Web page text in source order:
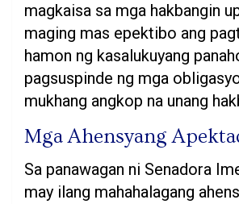
magkaisa sa mga hakbangin
maging mas epektibo ang
hamon ng kasalukuyang
pagsuspinde ng mga
mukhang angkop na unang
Mga Ahensyang
Sa panawagan ni Senadora
may ilang mahahalagang